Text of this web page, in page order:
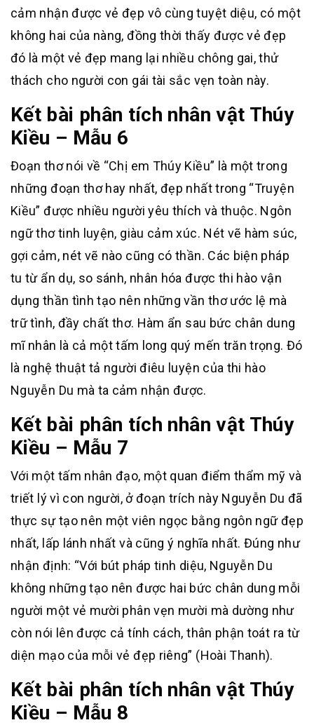
cảm nhận được vẻ đẹp vô cùng tuyệt diệu, có một
không hai của nàng, đồng thời thấy được vẻ đẹp
đó là một vẻ đẹp mang lại nhiều chông gai, thử
thách cho người con gái tài sắc vẹn toàn này.
Kết bài phân tích nhân vật Thúy
Kiều – Mẫu 6
Đoạn thơ nói về “Chị em Thúy Kiều” là một trong
những đoạn thơ hay nhất, đẹp nhất trong “Truyện
Kiều” được nhiều người yêu thích và thuộc. Ngôn
ngữ thơ tinh luyện, giàu cảm xúc. Nét vẽ hàm súc,
gợi cảm, nét vẽ nào cũng có thần. Các biện pháp
tu từ ẩn dụ, so sánh, nhân hóa được thi hào vận
dụng thần tình tạo nên những vần thơ ước lệ mà
trữ tình, đầy chất thơ. Hàm ẩn sau bức chân dung
mĩ nhân là cả một tấm long quý mến trăn trọng. Đó
là nghệ thuật tả người điêu luyện của thi hào
Nguyễn Du mà ta cảm nhận được.
Kết bài phân tích nhân vật Thúy
Kiều – Mẫu 7
Với một tấm nhân đạo, một quan điểm thẩm mỹ và
triết lý vì con người, ở đoạn trích này Nguyễn Du đã
thực sự tạo nên một viên ngọc bằng ngôn ngữ đẹp
nhất, lấp lánh nhất và cũng ý nghĩa nhất. Đúng như
nhận định: “Với bút pháp tinh diệu, Nguyễn Du
không những tạo nên được hai bức chân dung mỗi
người một vẻ mười phân vẹn mười mà dường như
còn nói lên được cả tính cách, thân phận toát ra từ
diện mạo của mỗi vẻ đẹp riêng” (Hoài Thanh).
Kết bài phân tích nhân vật Thúy
Kiều – Mẫu 8